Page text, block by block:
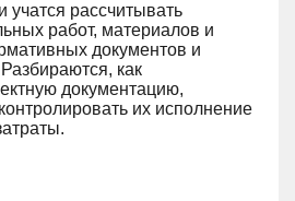
учатся рассчитывать
работ, материалов и
документов и
как
документацию,
их исполнение